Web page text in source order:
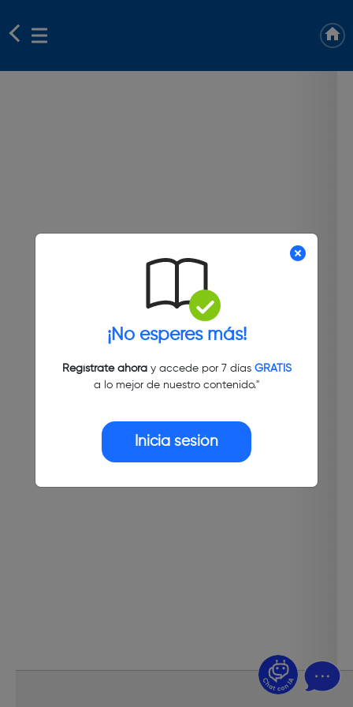
¡No esperes más!
Regístrate ahoray accede por 7 días GRATIS
a lo mejor de nuestro contenido."
Inicia sesión